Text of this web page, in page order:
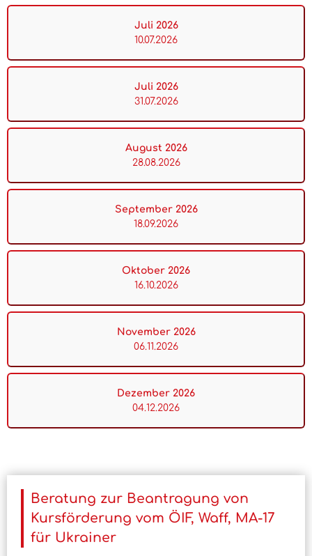
Juli 2026
10.07.2026
Juli 2026
31.07.2026
August 2026
28.08.2026
September 2026
18.09.2026
Oktober 2026
16.10.2026
November 2026
06.11.2026
Dezember 2026
04.12.2026
Beratung zur Beantragung von
Kursförderung vom ÖIF, Waff, MA-17
für Ukrainer